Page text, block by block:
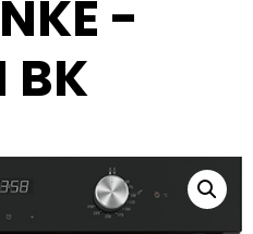
-
BK